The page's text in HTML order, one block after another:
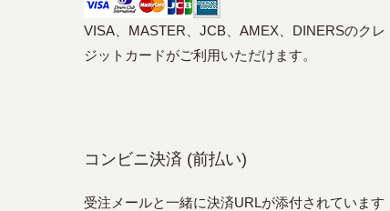
VISA、MASTER、JCB、AMEX、DINERSのクレ
ジットカードがご利用いただけます。
コンビニ決済 (前払い)
受注メールと一緒に決済URLが添付されています